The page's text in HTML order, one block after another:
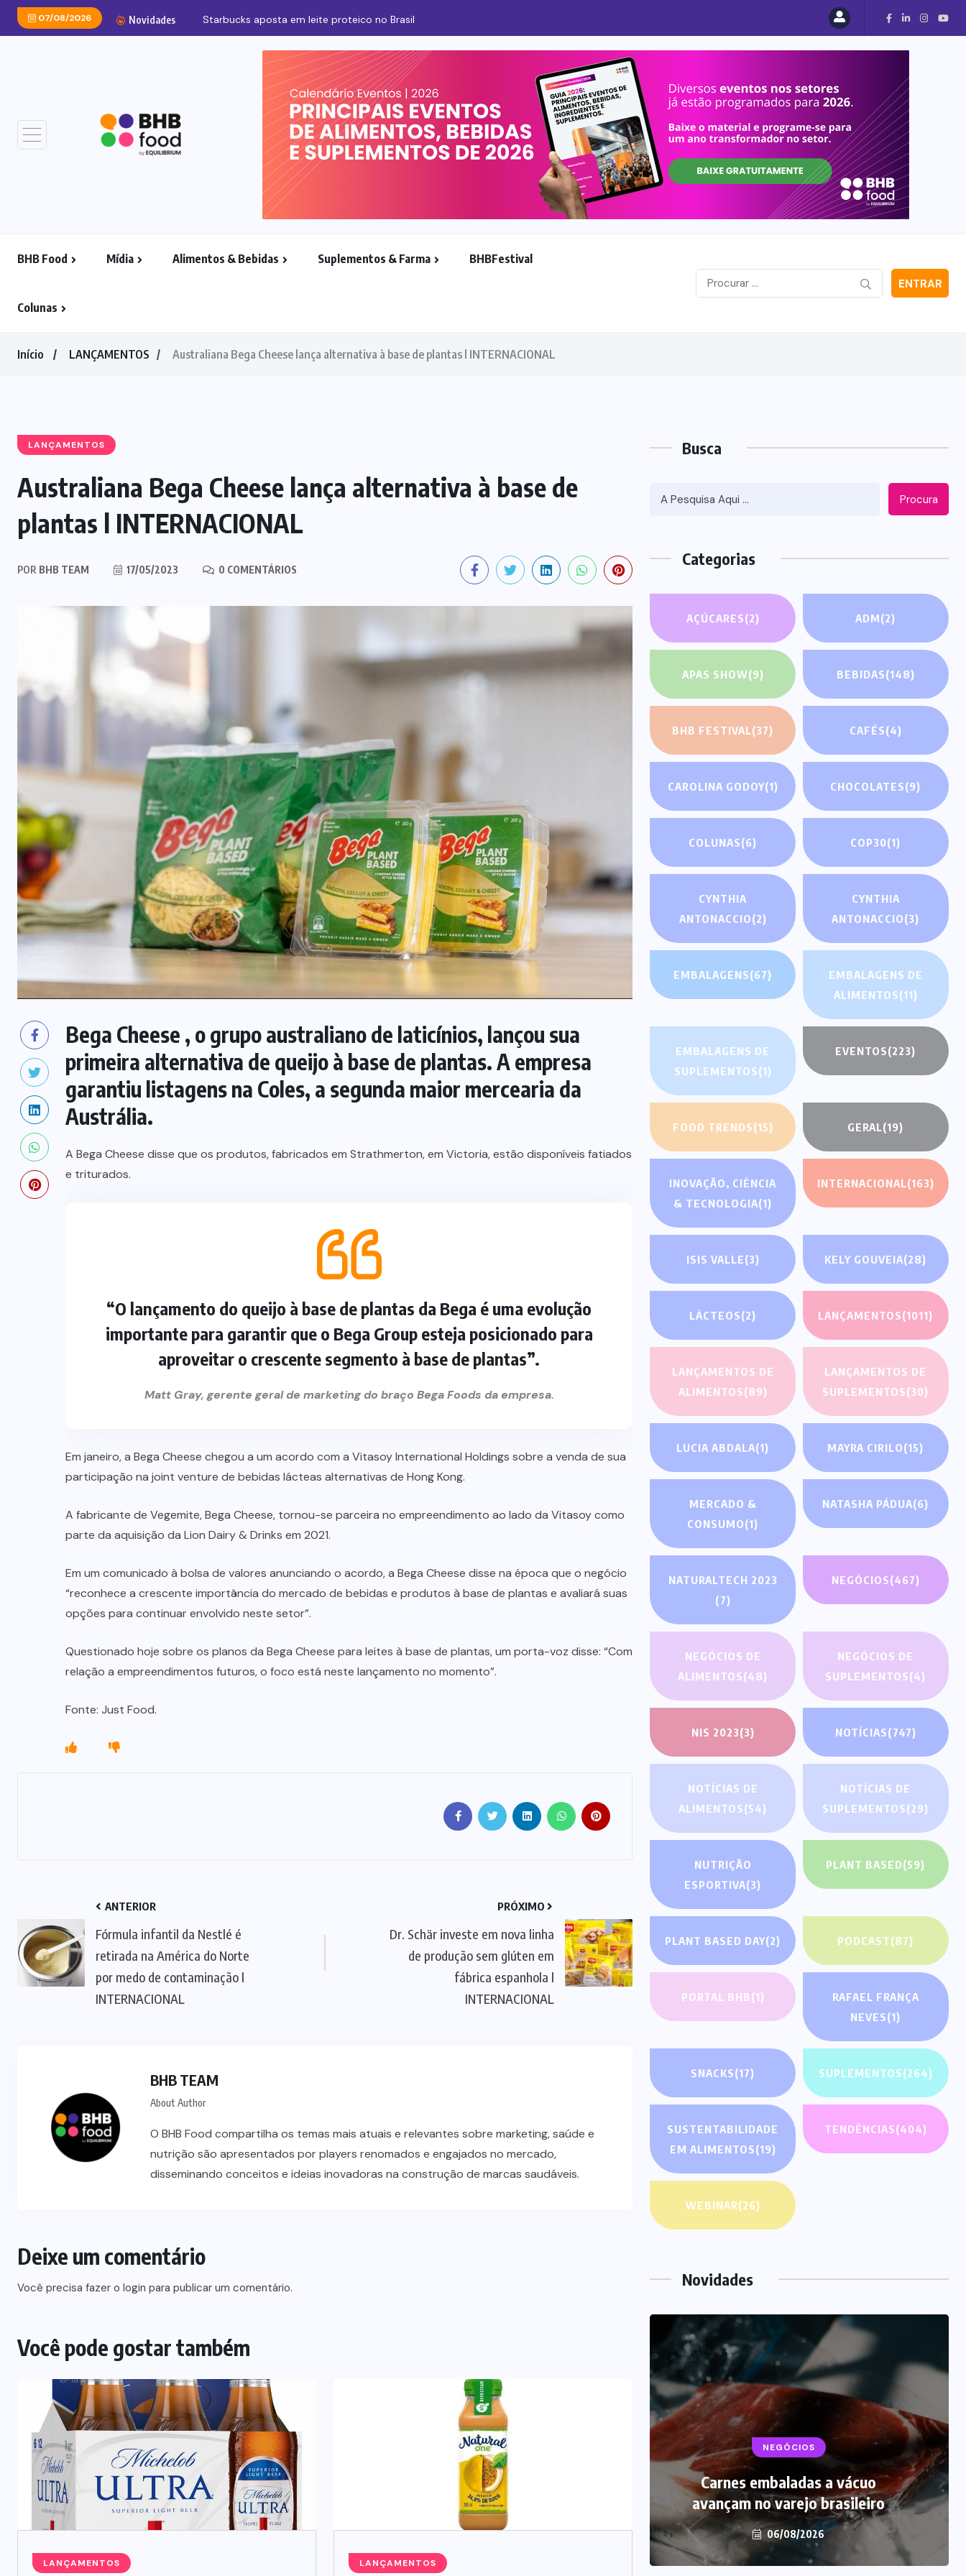
07/08/2026 Novidades Starbucks aposta em leite proteico no Brasil
BHB Food Mídia Alimentos & Bebidas Suplementos & Farma BHBFestival
Colunas
ENTRAR
Início LANÇAMENTOS Australiana Bega Cheese lança alternativa à base de plantas l INTERNACIONAL
LANÇAMENTOS
Australiana Bega Cheese lança alternativa à base de
plantas l INTERNACIONAL
POR BHB TEAM 17/05/2023 0 COMENTÁRIOS
Bega Cheese , o grupo australiano de laticínios, lançou sua
primeira alternativa de queijo à base de plantas. A empresa
garantiu listagens na Coles, a segunda maior mercearia da
Austrália.
A Bega Cheese disse que os produtos, fabricados em Strathmerton, em Victoria, estão disponíveis fatiados
e triturados.
“O lançamento do queijo à base de plantas da Bega é uma evolução
importante para garantir que o Bega Group esteja posicionado para
aproveitar o crescente segmento à base de plantas”.
Matt Gray, gerente geral de marketing do braço Bega Foods da empresa.
Em janeiro, a Bega Cheese chegou a um acordo com a Vitasoy International Holdings sobre a venda de sua
participação na joint venture de bebidas lácteas alternativas de Hong Kong.
A fabricante de Vegemite, Bega Cheese, tornou-se parceira no empreendimento ao lado da Vitasoy como
parte da aquisição da Lion Dairy & Drinks em 2021.
Em um comunicado à bolsa de valores anunciando o acordo, a Bega Cheese disse na época que o negócio
“reconhece a crescente importância do mercado de bebidas e produtos à base de plantas e avaliará suas
opções para continuar envolvido neste setor”.
Questionado hoje sobre os planos da Bega Cheese para leites à base de plantas, um porta-voz disse: “Com
relação a empreendimentos futuros, o foco está neste lançamento no momento”.
Fonte: Just Food.
ANTERIOR
Fórmula infantil da Nestlé é
retirada na América do Norte
por medo de contaminação l
INTERNACIONAL
PRÓXIMO
Dr. Schär investe em nova linha
de produção sem glúten em
fábrica espanhola l
INTERNACIONAL
BHB TEAM
About Author
O BHB Food compartilha os temas mais atuais e relevantes sobre marketing, saúde e
nutrição são apresentados por players renomados e engajados no mercado,
disseminando conceitos e ideias inovadoras na construção de marcas saudáveis.
Deixe um comentário
Você precisa fazer o login para publicar um comentário.
Você pode gostar também
LANÇAMENTOS LANÇAMENTOS
Busca
Procura
Categorias
AÇÚCARES(2) ADM(2)
APAS SHOW(9) BEBIDAS(148)
BHB FESTIVAL(37) CAFÉS(4)
CAROLINA GODOY(1) CHOCOLATES(9)
COLUNAS(6) COP30(1)
CYNTHIA
ANTONACCIO(2)
CYNTHIA
ANTONACCIO(3)
EMBALAGENS(67)
EMBALAGENS DE
ALIMENTOS(11)
EMBALAGENS DE
SUPLEMENTOS(1)
EVENTOS(223)
FOOD TRENDS(15) GERAL(19)
INOVAÇÃO, CIÊNCIA
& TECNOLOGIA(1)
INTERNACIONAL(163)
ISIS VALLE(3) KELY GOUVEIA(28)
LÁCTEOS(2) LANÇAMENTOS(1011)
LANÇAMENTOS DE
ALIMENTOS(89)
LANÇAMENTOS DE
SUPLEMENTOS(30)
LUCIA ABDALA(1) MAYRA CIRILO(15)
MERCADO &
CONSUMO(1)
NATASHA PÁDUA(6)
NATURALTECH 2023
(7)
NEGÓCIOS(467)
NEGÓCIOS DE
ALIMENTOS(48)
NEGÓCIOS DE
SUPLEMENTOS(4)
NIS 2023(3) NOTÍCIAS(747)
NOTÍCIAS DE
ALIMENTOS(54)
NOTÍCIAS DE
SUPLEMENTOS(29)
NUTRIÇÃO
ESPORTIVA(3)
PLANT BASED(59)
PLANT BASED DAY(2) PODCAST(87)
PORTAL BHB(1)
RAFAEL FRANÇA
NEVES(1)
SNACKS(17) SUPLEMENTOS(264)
SUSTENTABILIDADE
EM ALIMENTOS(19)
TENDÊNCIAS(404)
WEBINAR(26)
Novidades
Carnes embaladas a vácuo
avançam no varejo brasileiro
06/08/2026
BEBIDAS LANÇAMENTOS
Starbucks aposta em leite
proteico no Brasil
06/08/2026
NEGÓCIOS
Carnes embaladas a vácuo
avançam no varejo brasileiro
06/08/2026